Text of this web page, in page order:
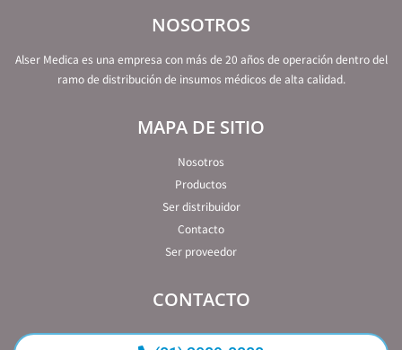
NOSOTROS
Alser Medica es una empresa con más de 20 años de operación dentro del
ramo de distribución de insumos médicos de alta calidad.
MAPA DE SITIO
Nosotros
Productos
Ser distribuidor
Contacto
Ser proveedor
CONTACTO